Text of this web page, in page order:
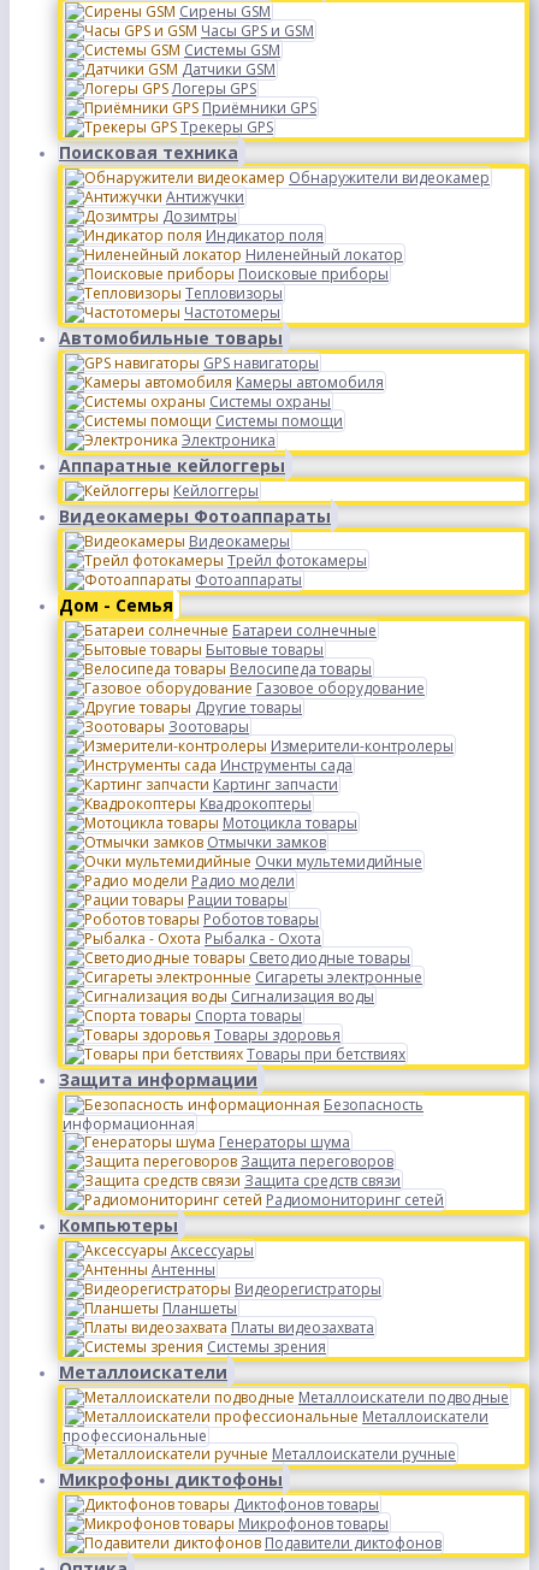
Сирены GSM
Часы GPS и GSM
Системы GSM
Датчики GSM
Логеры GPS
Приёмники GPS
Трекеры GPS
Поисковая техника
Обнаружители видеокамер
Антижучки
Дозимтры
Индикатор поля
Ниленейный локатор
Поисковые приборы
Тепловизоры
Частотомеры
Автомобильные товары
GPS навигаторы
Камеры автомобиля
Системы охраны
Системы помощи
Электроника
Аппаратные кейлоггеры
Кейлоггеры
Видеокамеры Фотоаппараты
Видеокамеры
Трейл фотокамеры
Фотоаппараты
Дом - Семья
Батареи солнечные
Бытовые товары
Велосипеда товары
Газовое оборудование
Другие товары
Зоотовары
Измерители-контролеры
Инструменты сада
Картинг запчасти
Квадрокоптеры
Мотоцикла товары
Отмычки замков
Очки мультемидийные
Радио модели
Рации товары
Роботов товары
Рыбалка - Охота
Светодиодные товары
Сигареты электронные
Сигнализация воды
Спорта товары
Товары здоровья
Товары при бетствиях
Защита информации
Безопасность
информационная
Генераторы шума
Защита переговоров
Защита средств связи
Радиомониторинг сетей
Компьютеры
Аксессуары
Антенны
Видеорегистраторы
Планшеты
Платы видеозахвата
Системы зрения
Металлоискатели
Металлоискатели подводные
Металлоискатели
профессиональные
Металлоискатели ручные
Микрофоны диктофоны
Диктофонов товары
Микрофонов товары
Подавители диктофонов